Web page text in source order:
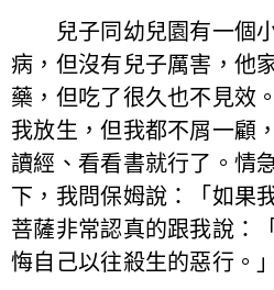
兒子同幼兒園有一個小
病，但沒有兒子厲害，他
藥，但吃了很久也不見效
我放生，但我都不屑一顧
讀經、看看書就行了。情
下，我問保姆說：「如果
菩薩非常認真的跟我說：
悔自己以往殺生的惡行。」